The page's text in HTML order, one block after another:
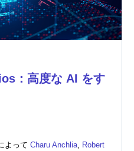
：高度な AI をす
よって Charu Anchlia, Robert